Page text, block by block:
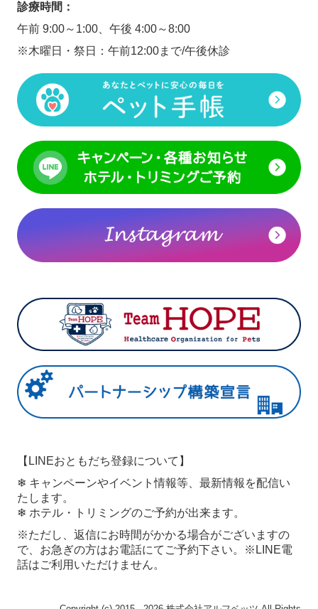
診療時間：
午前 9:00～1:00、午後 4:00～8:00
※木曜日・祭日：午前12:00まで/午後休診
【LINEおともだち登録について】
❄ キャンペーンやイベント情報等、最新情報を配信い
たします。
❄ ホテル・トリミングのご予約が出来ます。
※ただし、返信にお時間がかかる場合がございますの
で、お急ぎの方はお電話にてご予約下さい。 ※LINE電
話はご利用いただけません。